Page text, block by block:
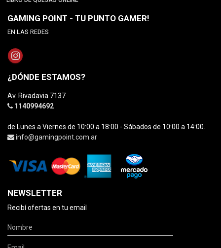
GAMING POINT - TU PUNTO GAMER!
EN LAS REDES
¿DÓNDE ESTAMOS?
Av. Rivadavia 7137
1140994692
de Lunes a Viernes de 10:00 a 18:00 - Sábados de 10:00 a 14:00.
info@gamingpoint.com.ar
NEWSLETTER
Recibí ofertas en tu email